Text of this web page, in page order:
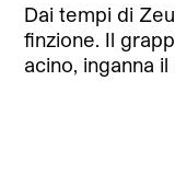
Dai tempi di
finzione. Il
acino, inganna